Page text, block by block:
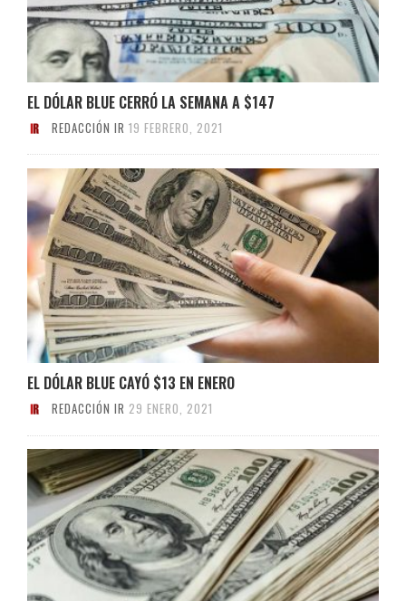
EL DÓLAR BLUE CERRÓ LA SEMANA A $147
REDACCIÓN IR 19 FEBRERO, 2021
EL DÓLAR BLUE CAYÓ $13 EN ENERO
REDACCIÓN IR 29 ENERO, 2021